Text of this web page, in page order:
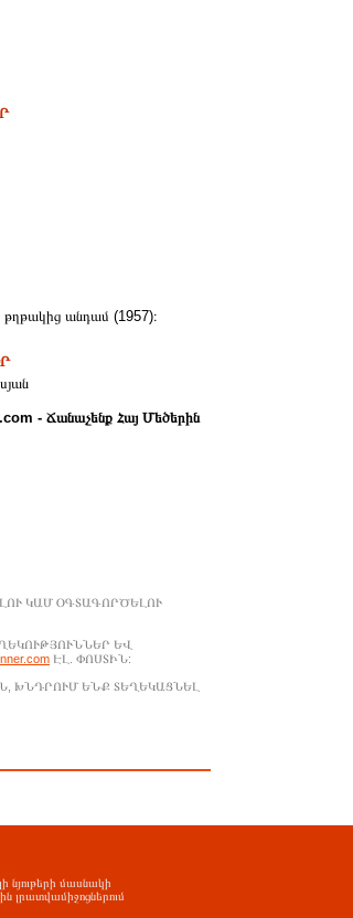
անդամ (1957)։
- Ճանաչենք Հայ Մեծերին
ԿԱՄ ՕԳՏԱԳՈՐԾԵԼՈՒ
ԵՎ
ԷԼ. ՓՈՍՏԻՆ:
ԽՆԴՐՈՒՄ ԵՆՔ ՏԵՂԵԿԱՑՆԵԼ
նյութերի մասնակի
լրատվամիջոցներում